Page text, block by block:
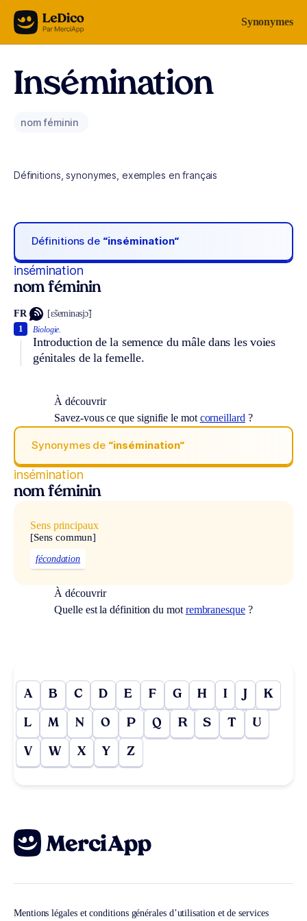
Aller au contenu Synonymes
Insémination
nom féminin
Définitions, synonymes, exemples en français
Définitions de “insémination“
insémination
nom féminin
FR [ɛ̃seminasjɔ̃]
Biologie.
Introduction de la semence du mâle dans les voies
génitales de la femelle.
1
À découvrir
Savez-vous ce que signifie le mot corneillard ?
Synonymes de “insémination“
insémination
nom féminin
Sens principaux
[Sens commun]
fécondation
À découvrir
Quelle est la définition du mot rembranesque?
A B C D E F G H I J K
L M N O P Q R S T U
V W X Y Z
Mentions légales et conditions générales d’utilisation et de services